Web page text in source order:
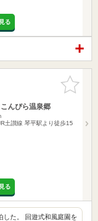
る
お気に入
りに追加
んぴら温泉郷
土讃線 琴平駅より徒歩15
る
した。 回遊式和風庭園を